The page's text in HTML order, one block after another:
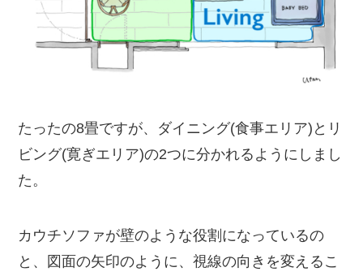
たったの8畳ですが、ダイニング(食事エリア)とリ
ビング(寛ぎエリア)の2つに分かれるようにしまし
た。
カウチソファが壁のような役割になっているの
と、図面の矢印のように、視線の向きを変えるこ